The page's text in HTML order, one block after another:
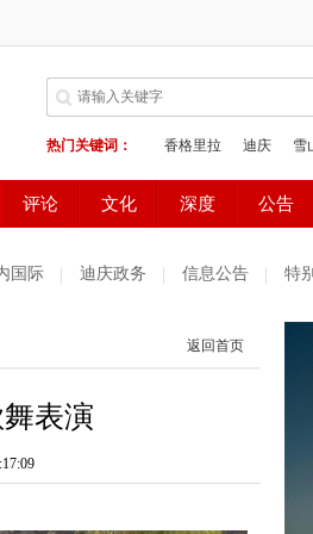
国际 迪庆政务 信息公告 特
返回首页
表演